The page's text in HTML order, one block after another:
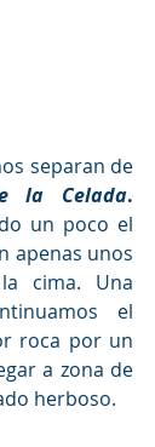
separan de
la Celada.
un poco el
apenas unos
cima. Una
el
roca por un
a zona de
herboso.